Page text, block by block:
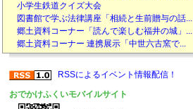
小学生鉄道クイズ大会
図書館で学ぶ法律講座「相続と生前贈与の話...
郷土資料コーナー「読んで楽しむ福井の城」...
郷土資料コーナー 連携展示「中世六古窯で...
RSSによるイベント情報配信！
おでかけふくいモバイルサイト